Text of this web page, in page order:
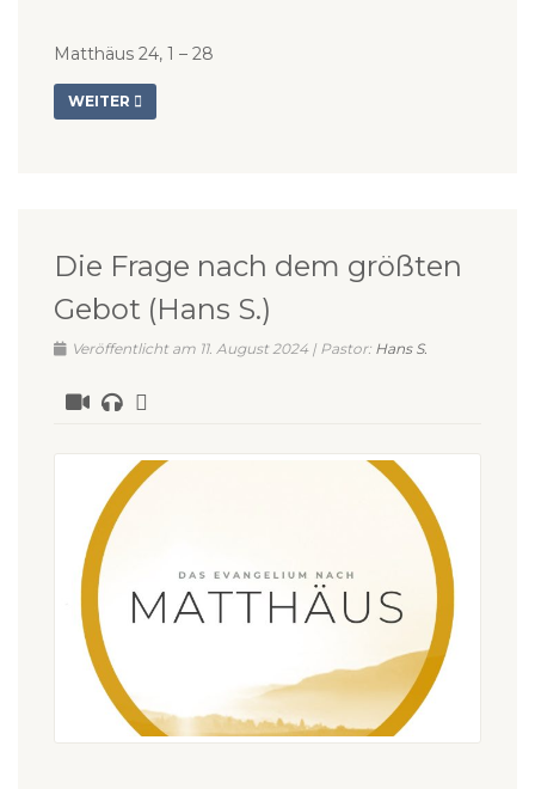
Matthäus 24, 1 – 28
WEITER
Die Frage nach dem größten
Gebot (Hans S.)
Veröffentlicht am 11. August 2024 | Pastor: Hans S.